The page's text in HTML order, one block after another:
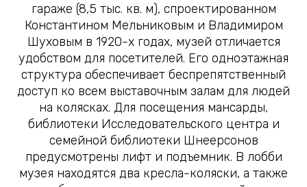
гараже (8,5 тыс. кв. м), спроектированном
Константином Мельниковым и Владимиром
Шуховым в 1920-х годах, музей отличается
удобством для посетителей. Его одноэтажная
структура обеспечивает беспрепятственный
доступ ко всем выставочным залам для людей
на колясках. Для посещения мансарды,
библиотеки Исследовательского центра и
семейной библиотеки Шнеерсонов
предусмотрены лифт и подъемник. В лобби
музея находятся два кресла-коляски, а также